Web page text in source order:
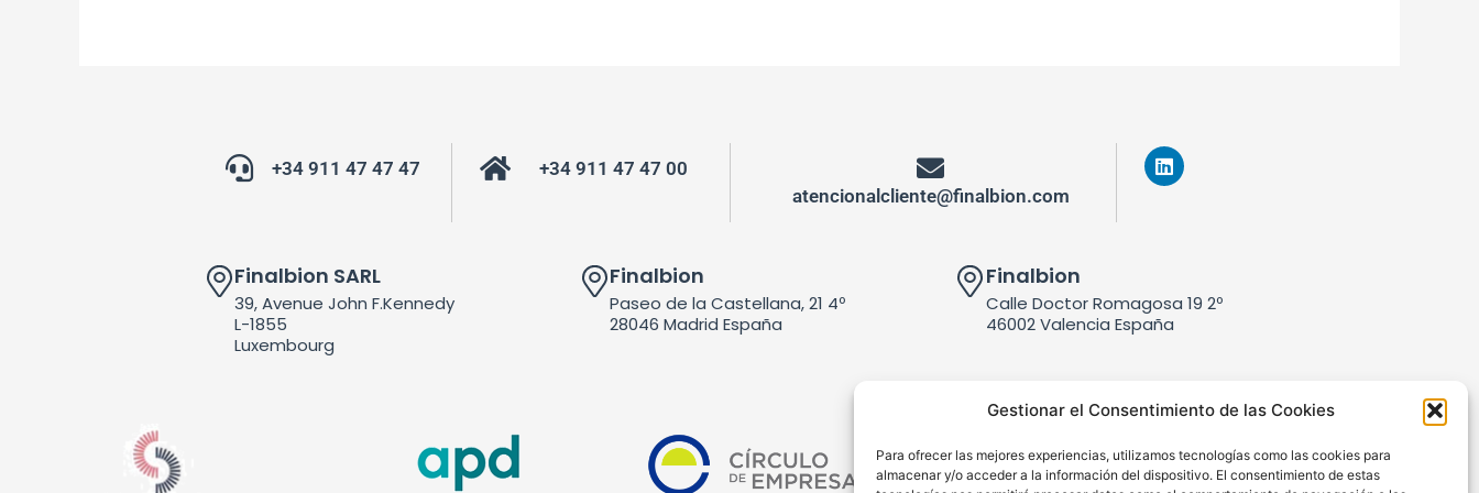
Gestionar el Consentimiento de las Cookies
Para ofrecer las mejores experiencias, utilizamos tecnologías como las cookies para
almacenar y/o acceder a la información del dispositivo. El consentimiento de estas
+34 911 47 47 47
+34 911 47 47 00
atencionalcliente@finalbion.com
L
i
n
Finalbion SARL
39, Avenue John F.Kennedy
L-1855
Luxembourg
Finalbion
Paseo de la Castellana, 21 4º
28046 Madrid España
Finalbion
Calle Doctor Romagosa 19 2º
46002 Valencia España